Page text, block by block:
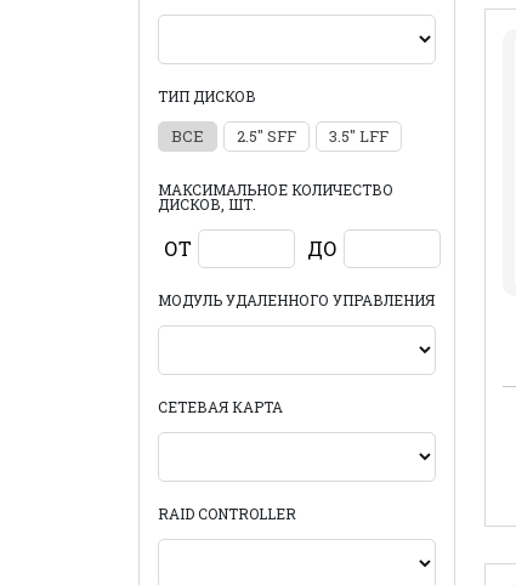
ТИП ДИСКОВ
ВСЕ 2.5" SFF 3.5" LFF
МАКСИМАЛЬНОЕ КОЛИЧЕСТВО
ДИСКОВ, ШТ.
ОТ ДО
МОДУЛЬ УДАЛЕННОГО УПРАВЛЕНИЯ
СЕТЕВАЯ КАРТА
RAID CONTROLLER